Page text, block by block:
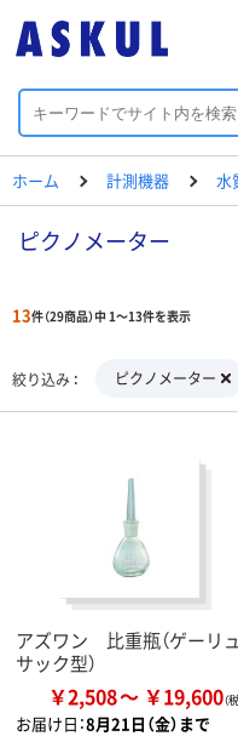
ホーム 計測機器 水
ピクノメーター
13件（29商品）中 1～13件を表示
絞り込み ピクノメーター
アズワン 比重瓶（ゲーリュ
サック型）
￥2,508 ￥19,600
お届け日：8月21日（金）まで